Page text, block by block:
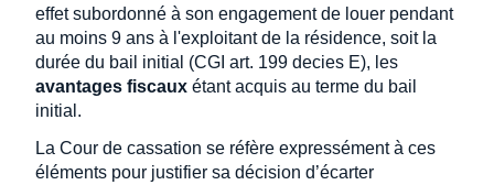
effet subordonné à son engagement de louer pendant
au moins 9 ans à l'exploitant de la résidence, soit la
durée du bail initial (CGI art. 199 decies E), les
avantages fiscaux étant acquis au terme du bail
initial.
La Cour de cassation se réfère expressément à ces
éléments pour justifier sa décision d’écarter